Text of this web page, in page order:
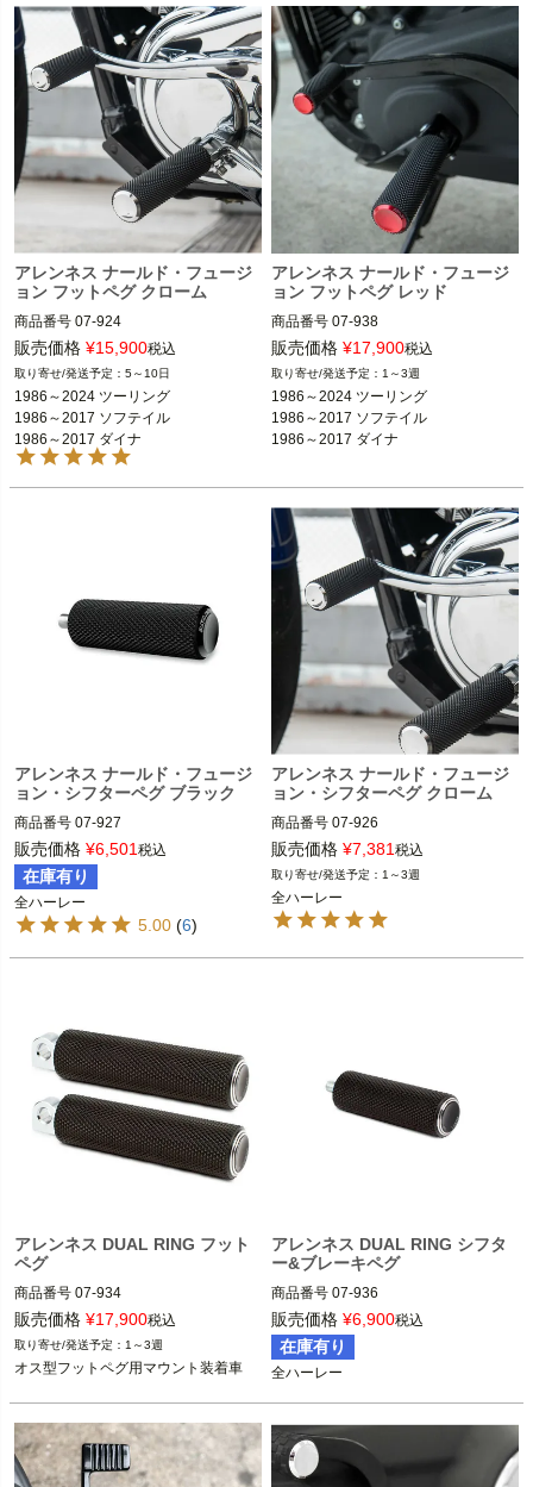
ARLEN NESS（アレンネス）
アレンネス ナールド・フュージ
ョン フットペグ クローム
商品番号 07-924
D型番：1620-0897
1986～2024 ツーリング FLHX、FLH
T、FLTR、FLHR
※フットペグ装着車
1986～2017 ソフテイル
1986～2017 ダイナ
1986～2021 スポーツスター
販売価格 ¥15,900税込
5～10日
1986～2024 ツーリング
1986～2017 ソフテイル
1986～2017 ダイナ
1986～2021 スポーツスター
アレンネス ナールド・フュージ
ョン フットペグ レッド
商品番号 07-938
1986～2024 ツーリング FLHX、FLH
T、FLTR、FLHR
1986～2017 ソフテイル
1986～2017 ダイナ
1986～2021 スポーツスター
ARLEN NESS（アレンネス）
販売価格 ¥17,900税込
1～3週
1986～2024 ツーリング
1986～2017 ソフテイル
1986～2017 ダイナ
アレンネス ナールド・フュージ
ョン・シフターペグ ブラック
商品番号 07-927
D型番:1603-0176
全ハーレー
ARLEN NESS（アレンネス）
販売価格 ¥6,501税込
在庫有り
全ハーレー
5.00 (6)
アレンネス ナールド・フュージ
ョン・シフターペグ クローム
商品番号 07-926
D型番：1603-0175
全ハーレー
ARLEN NESS（アレンネス）
販売価格 ¥7,381税込
1～3週
全ハーレー
アレンネス DUAL RING フット
ペグ
商品番号 07-934
オス型フットペグ用マウント装着車
ARLEN NESS（アレンネス）
販売価格 ¥17,900税込
1～3週
オス型フットペグ用マウント装着車
アレンネス DUAL RING シフタ
ー&ブレーキペグ
商品番号 07-936
全ハーレー
ARLEN NESS（アレンネス）
販売価格 ¥6,900税込
在庫有り
全ハーレー